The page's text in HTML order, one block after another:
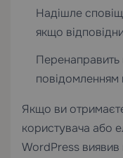
Надішле
якщо
Перенаправить
повідомленням
Якщо ви
користувача або
WordPress виявив